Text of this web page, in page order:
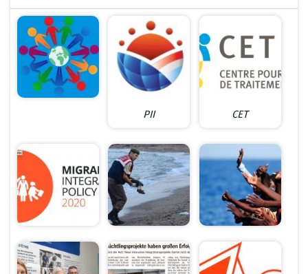
PII CET